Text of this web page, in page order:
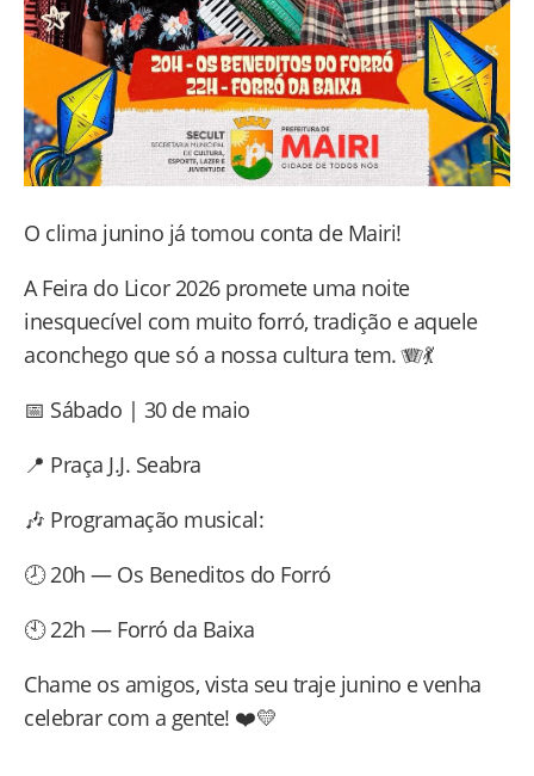
O clima junino já tomou conta de Mairi!
A Feira do Licor 2026 promete uma noite
inesquecível com muito forró, tradição e aquele
aconchego que só a nossa cultura tem. 🪗💃
📅 Sábado | 30 de maio
📍 Praça J.J. Seabra
🎶 Programação musical:
🕗 20h — Os Beneditos do Forró
🕙 22h — Forró da Baixa
Chame os amigos, vista seu traje junino e venha
celebrar com a gente! ❤️💛